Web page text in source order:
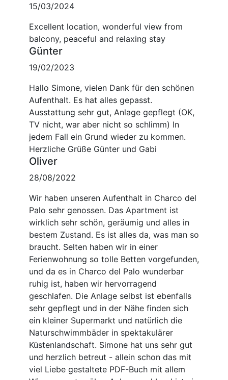
15/03/2024
Excellent location, wonderful view from
balcony, peaceful and relaxing stay
Günter
19/02/2023
Hallo Simone, vielen Dank für den schönen
Aufenthalt. Es hat alles gepasst.
Ausstattung sehr gut, Anlage gepflegt (OK,
TV nicht, war aber nicht so schlimm) In
jedem Fall ein Grund wieder zu kommen.
Herzliche Grüße Günter und Gabi
Oliver
28/08/2022
Wir haben unseren Aufenthalt in Charco del
Palo sehr genossen. Das Apartment ist
wirklich sehr schön, geräumig und alles in
bestem Zustand. Es ist alles da, was man so
braucht. Selten haben wir in einer
Ferienwohnung so tolle Betten vorgefunden,
und da es in Charco del Palo wunderbar
ruhig ist, haben wir hervorragend
geschlafen. Die Anlage selbst ist ebenfalls
sehr gepflegt und in der Nähe finden sich
ein kleiner Supermarkt und natürlich die
Naturschwimmbäder in spektakulärer
Küstenlandschaft. Simone hat uns sehr gut
und herzlich betreut - allein schon das mit
viel Liebe gestaltete PDF-Buch mit allem